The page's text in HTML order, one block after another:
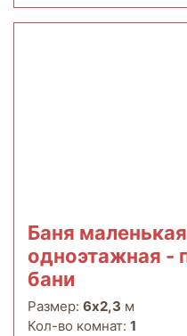
Баня
одноэтажная -
бани
Размер: 6х2,3 м
Кол-во комнат: 1